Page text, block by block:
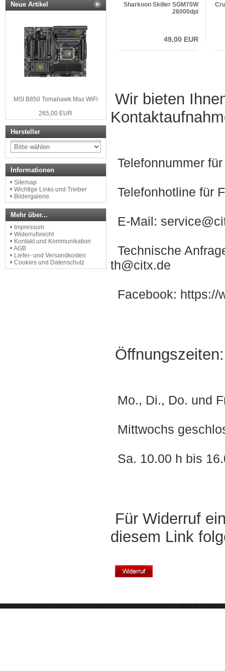
Sharkoon Skiller SGM70W
26000dpi
49,00 EUR
Wir bieten
Telefonnummer
Telefonhotline für
E-Mail:
Technische
th@citx.de
Facebook: https://
Öffnungszeiten:
Mo., Di., Do. und
Mittwochs
Sa. 10.00 h bis
Für Widerruf
diesem Link
Neue Artikel
MSI B850 Tomahawk Max WiFi
265,00 EUR
Hersteller
Informationen
Sitemap
Wichtige Links und Treiber
Bildergalerie
Mehr über...
Impressum
Widerrufsrecht
Kontakt und Kommunikation
AGB
Liefer- und Versandkosten
Cookies und Datenschutz